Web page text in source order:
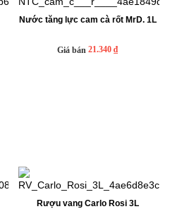
Nước tăng lực cam cà rốt MrD. 1L
Giá bán 21.340 ₫
Rượu vang Carlo Rosi 3L